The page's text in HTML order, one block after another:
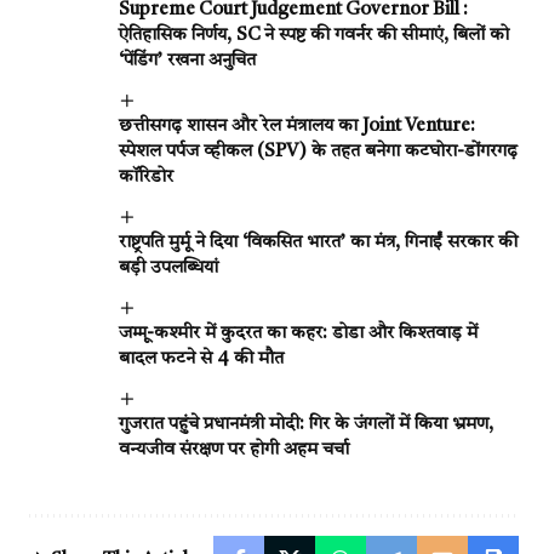
Supreme Court Judgement Governor Bill :
ऐतिहासिक निर्णय, SC ने स्पष्ट की गवर्नर की सीमाएं, बिलों को
‘पेंडिंग’ रखना अनुचित
छत्तीसगढ़ शासन और रेल मंत्रालय का Joint Venture:
स्पेशल पर्पज व्हीकल (SPV) के तहत बनेगा कटघोरा-डोंगरगढ़
कॉरिडोर
राष्ट्रपति मुर्मू ने दिया ‘विकसित भारत’ का मंत्र, गिनाईं सरकार की
बड़ी उपलब्धियां
जम्मू-कश्मीर में कुदरत का कहर: डोडा और किश्तवाड़ में
बादल फटने से 4 की मौत
गुजरात पहुंचे प्रधानमंत्री मोदी: गिर के जंगलों में किया भ्रमण,
वन्यजीव संरक्षण पर होगी अहम चर्चा